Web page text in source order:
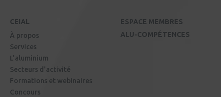
CEIAL
À propos
Services
L'aluminium
Secteurs d'activité
Formations et webinaires
Concours
ESPACE MEMBRES
ALU-COMPÉTENCES